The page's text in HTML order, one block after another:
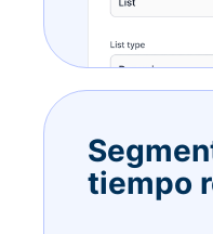
tiempo